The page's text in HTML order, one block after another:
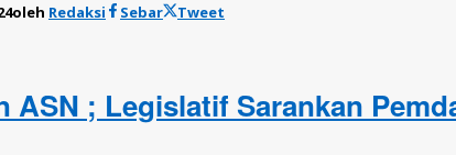
oleh Redaksi Sebar
Tweet
; Legislatif Sarankan